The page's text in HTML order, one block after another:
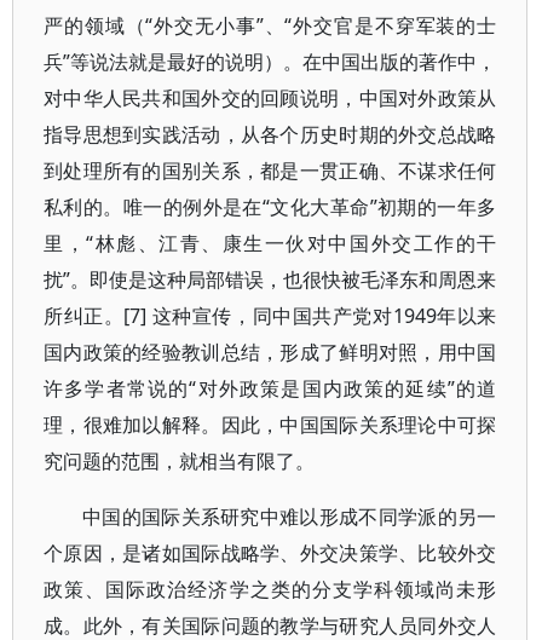
严的领域（“外交无小事”、“外交官是不穿军装的士
兵”等说法就是最好的说明）。在中国出版的著作中，
对中华人民共和国外交的回顾说明，中国对外政策从
指导思想到实践活动，从各个历史时期的外交总战略
到处理所有的国别关系，都是一贯正确、不谋求任何
私利的。唯一的例外是在“文化大革命”初期的一年多
里，“林彪、江青、康生一伙对中国外交工作的干
扰”。即使是这种局部错误，也很快被毛泽东和周恩来
所纠正。[7] 这种宣传，同中国共产党对1949年以来
国内政策的经验教训总结，形成了鲜明对照，用中国
许多学者常说的“对外政策是国内政策的延续”的道
理，很难加以解释。因此，中国国际关系理论中可探
究问题的范围，就相当有限了。
中国的国际关系研究中难以形成不同学派的另一
个原因，是诸如国际战略学、外交决策学、比较外交
政策、国际政治经济学之类的分支学科领域尚未形
成。此外，有关国际问题的教学与研究人员同外交人